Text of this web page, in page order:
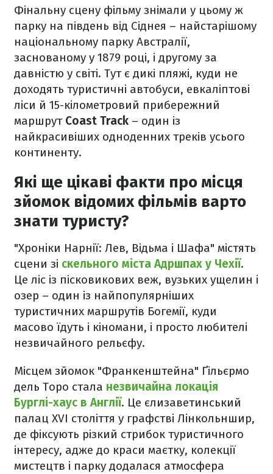
Фінальну сцену фільму знімали у цьому ж
парку на південь від Сіднея – найстарішому
національному парку Австралії,
заснованому у 1879 році, і другому за
давністю у світі. Тут є дикі пляжі, куди не
доходять туристичні автобуси, евкаліптові
ліси й 15-кілометровий прибережний
маршрут Coast Track – один із
найкрасивіших одноденних треків усього
континенту.
Які ще цікаві факти про місця
зйомок відомих фільмів варто
знати туристу?
"Хроніки Нарнії: Лев, Відьма і Шафа" містять
сцени зі скельного міста Адршпах у Чехії.
Це ліс із пісковикових веж, вузьких ущелин і
озер – один із найпопулярніших
туристичних маршрутів Богемії, куди
масово їдуть і кіномани, і просто любителі
незвичайного рельєфу.
Місцем зйомок "Франкенштейна" Ґільєрмо
дель Торо стала незвичайна локація
Бурглі-хаус в Англії. Це єлизаветинський
палац XVI століття у графстві Лінкольншир,
де фіксують різкий стрибок туристичного
інтересу, адже до краси маєтку, колекції
мистецтв і парку додалася атмосфера